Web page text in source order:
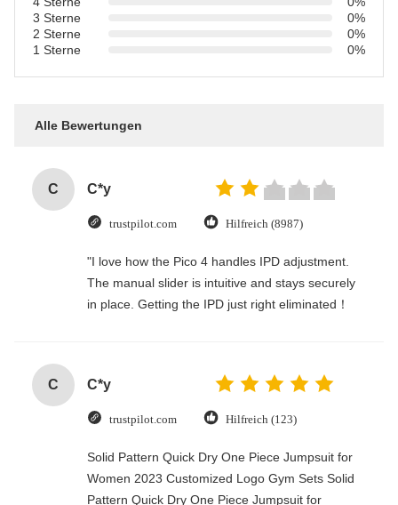
3 Sterne
0%
2 Sterne
0%
1 Sterne
0%
Alle Bewertungen
C C*y
trustpilot.com Hilfreich (8987)
"I love how the Pico 4 handles IPD adjustment.
The manual slider is intuitive and stays securely
in place. Getting the IPD just right eliminated！
C C*y
trustpilot.com Hilfreich (123)
Solid Pattern Quick Dry One Piece Jumpsuit for
Women 2023 Customized Logo Gym Sets Solid
Pattern Quick Dry One Piece Jumpsuit for